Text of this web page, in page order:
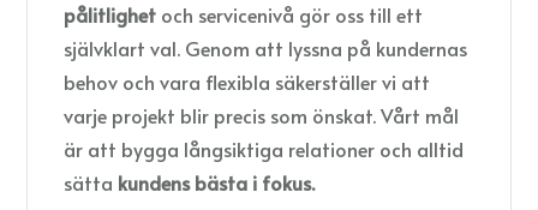
pålitlighet och servicenivå gör oss till ett
självklart val. Genom att lyssna på kundernas
behov och vara flexibla säkerställer vi att
varje projekt blir precis som önskat. Vårt mål
är att bygga långsiktiga relationer och alltid
sätta kundens bästa i fokus.